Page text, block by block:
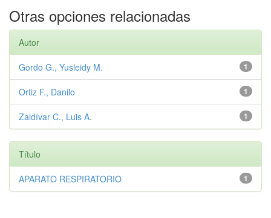
Otras opciones relacionadas
Autor
1
Gordo G., Yusleidy M.
1
Ortiz F., Danilo
1
Zaldívar C., Luis A.
Título
1
APARATO RESPIRATORIO